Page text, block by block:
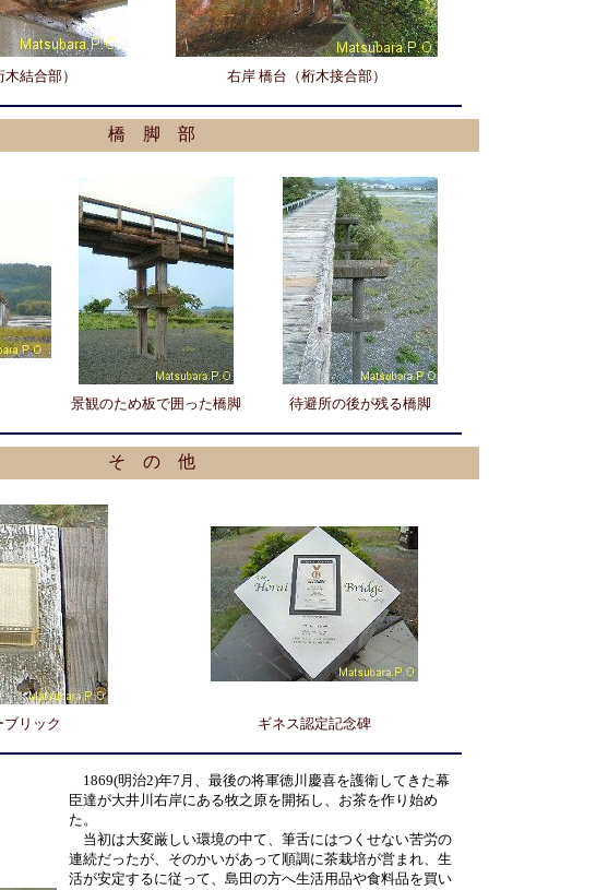
結合部） 右岸 橋台（桁木接合部）
橋 脚 部
景観のため板で囲った橋脚 待避所の後が残る橋脚
そ の 他
リック ギネス認定記念碑
1869(明治2)年7月、最後の将軍徳川慶喜を護衛してきた幕
臣達が大井川右岸にある牧之原を開拓し、お茶を作り始め
た。
当初は大変厳しい環境の中て、筆舌にはつくせない苦労の
連続だったが、そのかいがあって順調に茶栽培が営まれ、生
活が安定するに従って、島田の方へ生活用品や食料品を買い